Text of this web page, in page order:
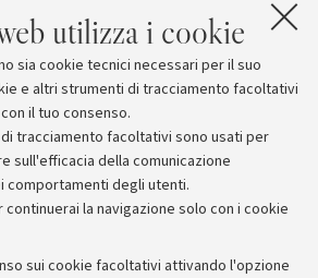
utilizza i cookie
sia cookie tecnici necessari per il suo
e altri strumenti di tracciamento facoltativi
il tuo consenso.
tracciamento facoltativi sono usati per
sull'efficacia della comunicazione
comportamenti degli utenti.
la navigazione solo con i cookie
sui cookie facoltativi attivando l'opzione
la tempestività e la correttezza
è infatti deputato ad
e richieste che, per peculiari
si prestano ad essere soddisfatte
Archivio